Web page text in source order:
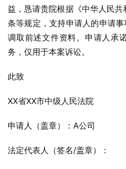
益，恳请贵院根据《中华人民
条等规定，支持申请人的申请
调取前述文件资料。申请人承
务，仅用于本案诉讼。
此致
XX省XX市中级人民法院
申请人（盖章）：A公司
法定代表人（签名/盖章）：